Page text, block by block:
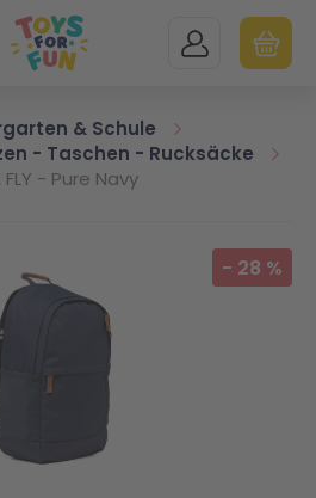
MEIN KONTO
& Schule
- Taschen - Rucksäcke
- Pure Navy
- 28 %